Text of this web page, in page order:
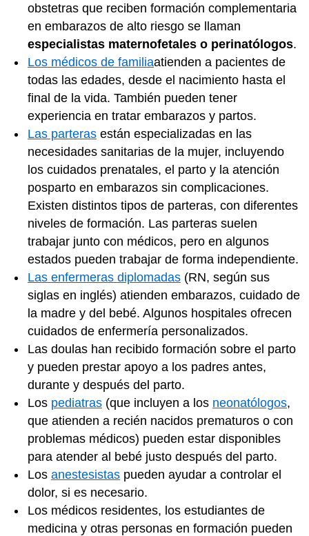
obstetras que reciben formación complementaria
en embarazos de alto riesgo se llaman
especialistas maternofetales o perinatólogos.
Los médicos de familiaatienden a pacientes de
todas las edades, desde el nacimiento hasta el
final de la vida. También pueden tener
experiencia en tratar embarazos y partos.
Las parteras están especializadas en las
necesidades sanitarias de la mujer, incluyendo
los cuidados prenatales, el parto y la atención
posparto en embarazos sin complicaciones.
Existen distintos tipos de parteras, con diferentes
niveles de formación. Las parteras suelen
trabajar junto con médicos, pero en algunos
estados pueden trabajar de forma independiente.
Las enfermeras diplomadas (RN, según sus
siglas en inglés) atienden embarazos, cuidado de
la madre y del bebé. Algunos hospitales ofrecen
cuidados de enfermería personalizados.
Las doulas han recibido formación sobre el parto
y pueden prestar apoyo a los padres antes,
durante y después del parto.
Los pediatras (que incluyen a los neonatólogos,
que atienden a recién nacidos prematuros o con
problemas médicos) pueden estar disponibles
para atender al bebé justo después del parto.
Los anestesistas pueden ayudar a controlar el
dolor, si es necesario.
Los médicos residentes, los estudiantes de
medicina y otras personas en formación pueden